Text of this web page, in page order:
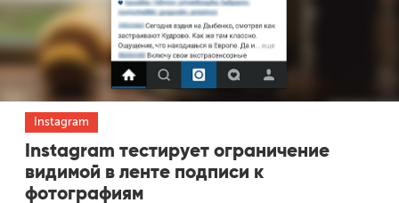
Instagram
Instagram тестирует ограничение
видимой в ленте подписи к
фотографиям